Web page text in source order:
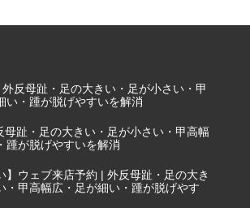
反母趾・足の大きい・足が小さい・甲
い・踵が脱げやすいを解消
母趾・足の大きい・足が小さい・甲高幅
踵が脱げやすいを解消
】ウェブ来店予約 | 外反母趾・足の大き
・甲高幅広・足が細い・踵が脱げやす